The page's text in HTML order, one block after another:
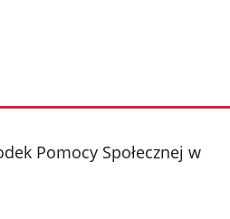
Pomocy Społecznej w